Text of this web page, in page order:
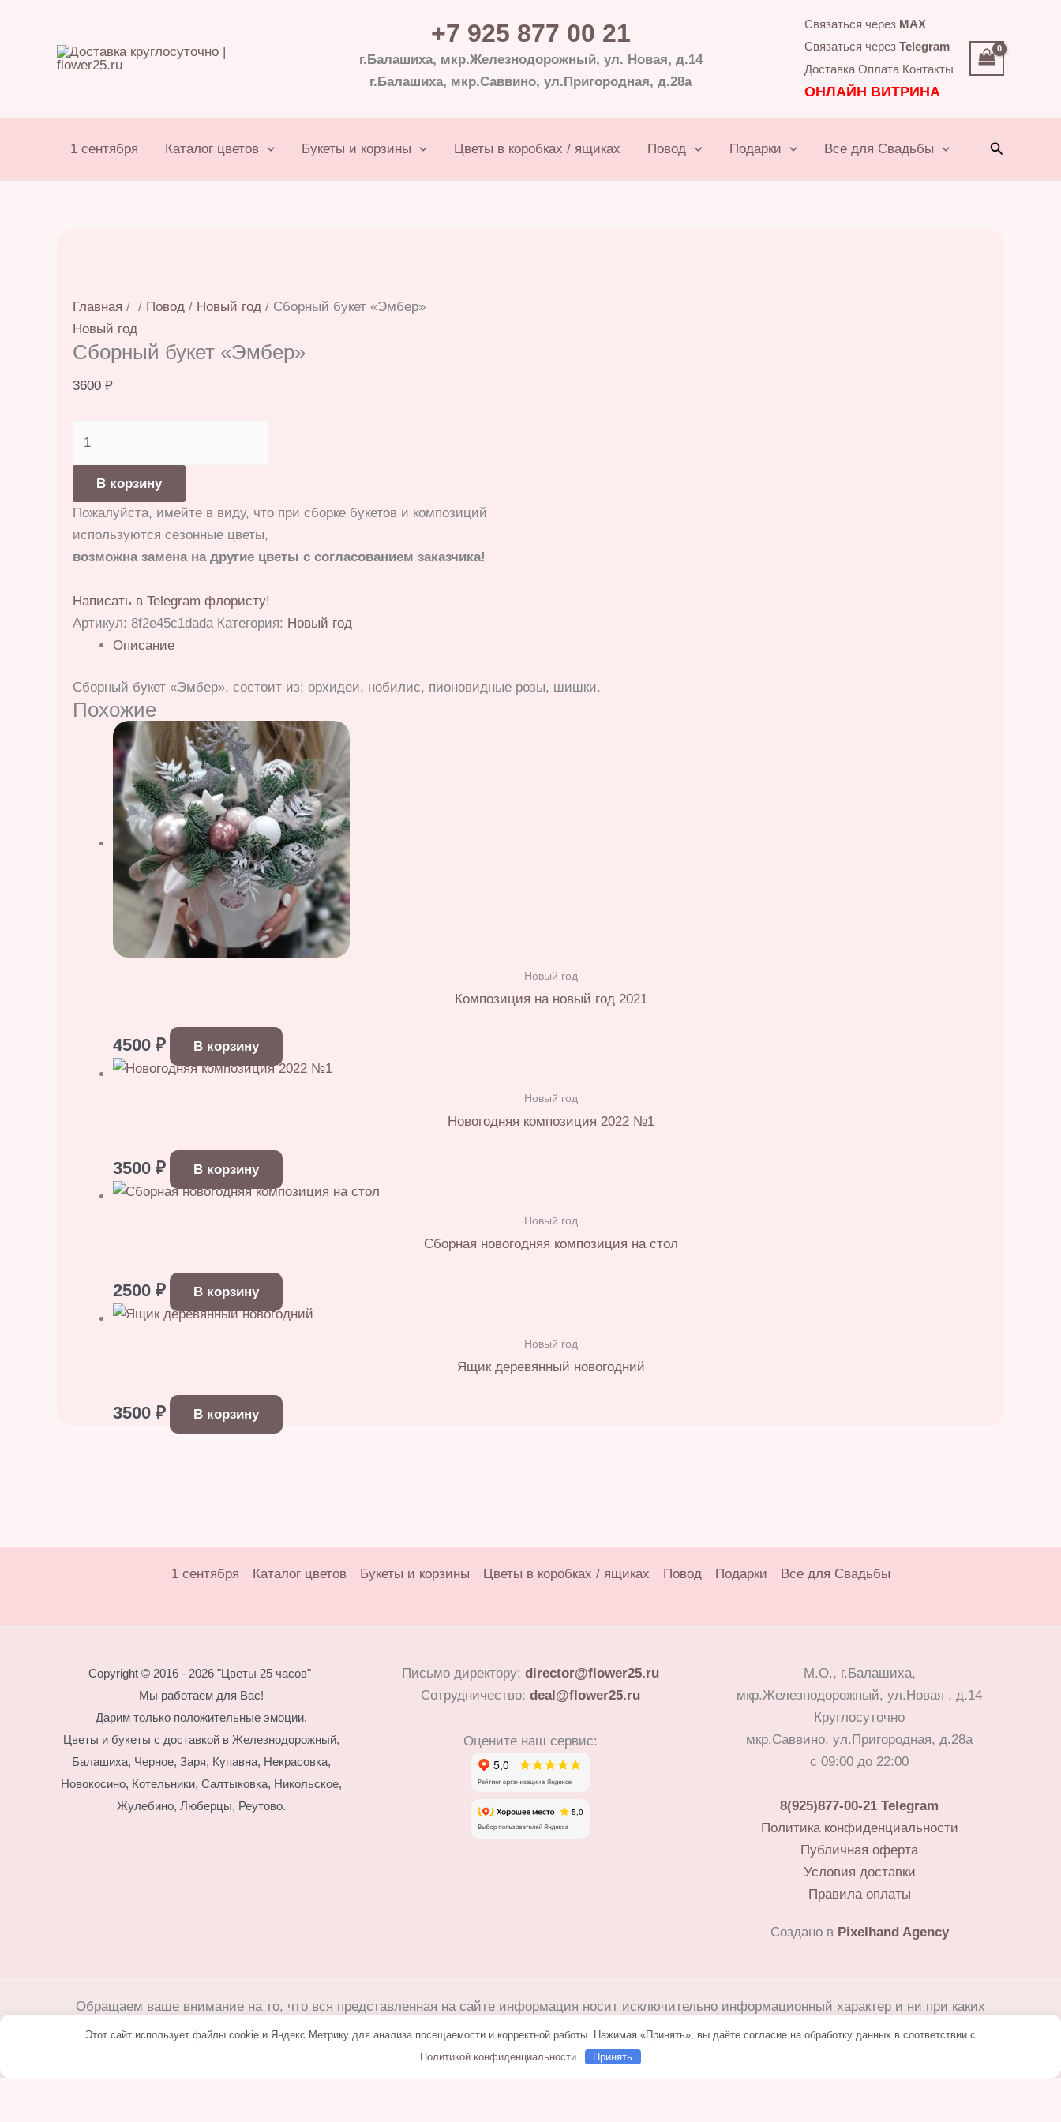
содержимому
+7 925 877 00 21
г.Балашиха, мкр.Железнодорожный, ул. Новая, д.14
г.Балашиха, мкр.Саввино, ул.Пригородная, д.28а
Связаться через MAX
Связаться черезTelegram
Доставка Оплата Контакты
ОНЛАЙН ВИТРИНА
1 сентября Каталог цветов Букеты и корзины Цветы в коробках / ящиках Повод Подарки Все для Свадьбы Поиск
Главная / / Повод / Новый год / Сборный букет «Эмбер»
Новый год
Сборный букет «Эмбер»
3600 ₽
Сборный
букет
«Эмбер»
В корзину
Пожалуйста, имейте в виду, что при сборке букетов и композиций
используются сезонные цветы,
возможна замена на другие цветы с согласованием заказчика!
Написать в Telegram флористу!
Артикул: 8f2e45c1dada Категория: Новый год
Описание
Сборный букет «Эмбер», состоит из: орхидеи, нобилис, пионовидные розы, шишки.
Похожие
Новый год
Композиция на новый год 2021
4500 ₽ В корзину
Новый год
Новогодняя композиция 2022 №1
3500 ₽ В корзину
Новый год
Сборная новогодняя композиция на стол
2500 ₽ В корзину
Новый год
Ящик деревянный новогодний
3500 ₽ В корзину
1 сентября Каталог цветов Букеты и корзины Цветы в коробках / ящиках Повод Подарки Все для Свадьбы
Copyright © 2016 - 2026 "Цветы 25 часов"
Мы работаем для Вас!
Дарим только положительные эмоции.
Цветы и букеты с доставкой в Железнодорожный,
Балашиха, Черное, Заря, Купавна, Некрасовка,
Новокосино, Котельники, Салтыковка, Никольское,
Жулебино, Люберцы, Реутово.
Письмо директору: director@flower25.ru
Сотрудничество: deal@flower25.ru
Оцените наш сервис:
М.О., г.Балашиха,
мкр.Железнодорожный, ул.Новая , д.14
Круглосуточно
мкр.Саввино, ул.Пригородная, д.28а
с 09:00 до 22:00
8(925)877-00-21 Telegram
Политика конфиденциальности
Публичная оферта
Условия доставки
Правила оплаты
Создано в Pixelhand Agency
Обращаем ваше внимание на то, что вся представленная на сайте информация носит исключительно информационный характер и ни при каких
условиях не является публичной офертой определяемой положениями Статьи 437(2) Гражданского кодекса Российской Федерации.
Любое копирование с сайта flower25.ru без письменного разрешения владельца запрещено.
Этот сайт использует файлы cookie и Яндекс.Метрику для анализа посещаемости и корректной работы. Нажимая «Принять», вы даёте согласие на обработку данных в соответствии с
Политикой конфиденциальности
Принять